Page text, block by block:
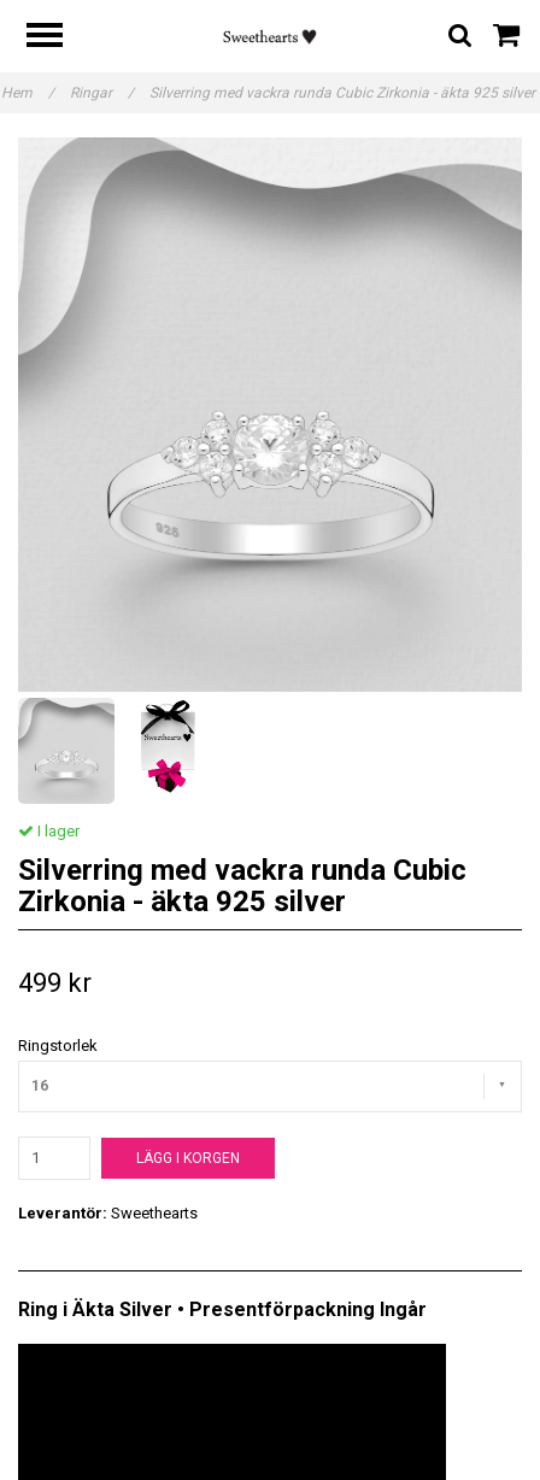
Hem / Ringar / Silverring med vackra runda Cubic Zirkonia - äkta 925 silver
I lager
Silverring med vackra runda Cubic
Zirkonia - äkta 925 silver
499 kr
Ringstorlek
16
LÄGG I KORGEN
Leverantör: Sweethearts
Ring i Äkta Silver • Presentförpackning Ingår